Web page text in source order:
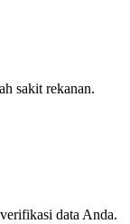
sakit rekanan.
data Anda.